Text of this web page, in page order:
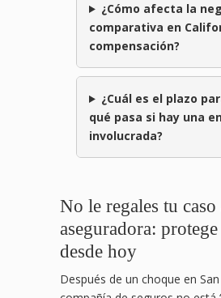
¿Cómo afecta la
comparativa en
compensación?
¿Cuál es el plazo
qué pasa si hay una
involucrada?
No le regales tu caso
aseguradora:
desde hoy
Después de un choque en